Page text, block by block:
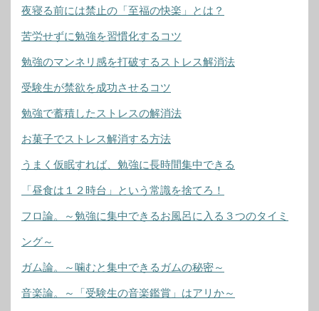
夜寝る前には禁止の「至福の快楽」とは？
苦労せずに勉強を習慣化するコツ
勉強のマンネリ感を打破するストレス解消法
受験生が禁欲を成功させるコツ
勉強で蓄積したストレスの解消法
お菓子でストレス解消する方法
うまく仮眠すれば、勉強に長時間集中できる
「昼食は１２時台」という常識を捨てろ！
フロ論。～勉強に集中できるお風呂に入る３つのタイミ
ング～
ガム論。～噛むと集中できるガムの秘密～
音楽論。～「受験生の音楽鑑賞」はアリか～